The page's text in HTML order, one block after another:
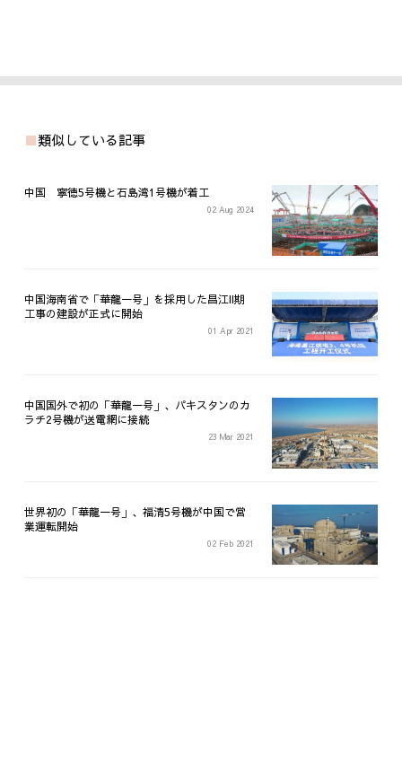
類似している記事
中国 寧徳5号機と石島湾1号機が着工
02 Aug 2024
中国海南省で「華龍一号」を採用した昌江II期
工事の建設が正式に開始
01 Apr 2021
中国国外で初の「華龍一号」、パキスタンのカ
ラチ2号機が送電網に接続
23 Mar 2021
世界初の「華龍一号」、福清5号機が中国で営
業運転開始
02 Feb 2021